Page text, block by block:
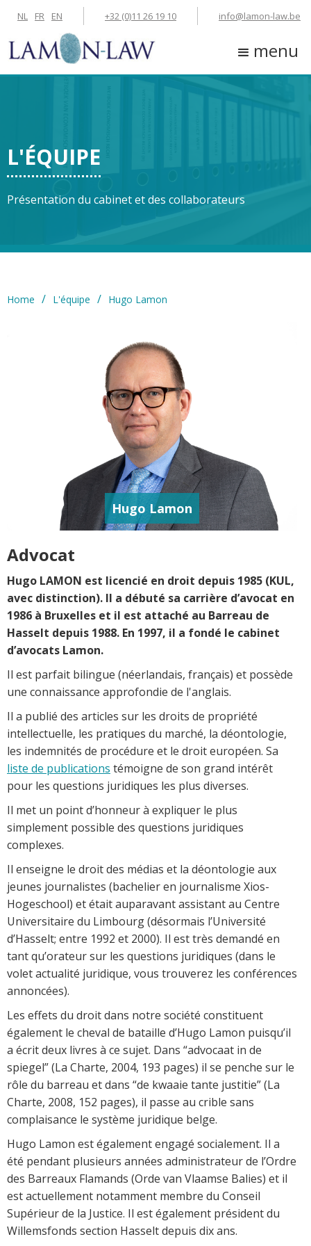
info@lamon-law.be
+32 (0)11 26 19 10
NL FR EN
menu
L'ÉQUIPE
Présentation du cabinet et des collaborateurs
Home / L'équipe / Hugo Lamon
Hugo Lamon
Advocat
Hugo LAMON est licencié en droit depuis 1985 (KUL,
avec distinction). Il a débuté sa carrière d’avocat en
1986 à Bruxelles et il est attaché au Barreau de
Hasselt depuis 1988. En 1997, il a fondé le cabinet
d’avocats Lamon.
Il est parfait bilingue (néerlandais, français) et possède
une connaissance approfondie de l'anglais.
Il a publié des articles sur les droits de propriété
intellectuelle, les pratiques du marché, la déontologie,
les indemnités de procédure et le droit européen. Sa
liste de publications témoigne de son grand intérêt
pour les questions juridiques les plus diverses.
Il met un point d’honneur à expliquer le plus
simplement possible des questions juridiques
complexes.
Il enseigne le droit des médias et la déontologie aux
jeunes journalistes (bachelier en journalisme Xios-
Hogeschool) et était auparavant assistant au Centre
Universitaire du Limbourg (désormais l’Université
d’Hasselt; entre 1992 et 2000). Il est très demandé en
tant qu’orateur sur les questions juridiques (dans le
volet actualité juridique, vous trouverez les conférences
annoncées).
Les effets du droit dans notre société constituent
également le cheval de bataille d’Hugo Lamon puisqu’il
a écrit deux livres à ce sujet. Dans “advocaat in de
spiegel” (La Charte, 2004, 193 pages) il se penche sur le
rôle du barreau et dans “de kwaaie tante justitie” (La
Charte, 2008, 152 pages), il passe au crible sans
complaisance le système juridique belge.
Hugo Lamon est également engagé socialement. Il a
été pendant plusieurs années administrateur de l’Ordre
des Barreaux Flamands (Orde van Vlaamse Balies) et il
est actuellement notamment membre du Conseil
Supérieur de la Justice. Il est également président du
Willemsfonds section Hasselt depuis dix ans.